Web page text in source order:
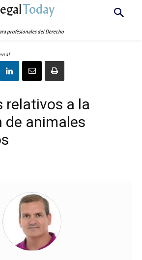
Today
profesionales del Derecho
relativos a la
de animales